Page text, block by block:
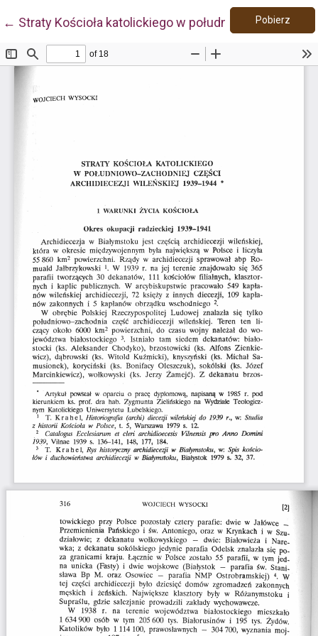
← Wróć do szczegółów artykułu
Straty Kościoła katolickiego w południowo-Pobierz